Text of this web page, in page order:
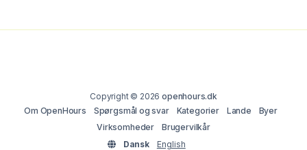
Copyright © 2026openhours.dk
Om OpenHours
Spørgsmål og svar Kategorier Lande
Byer
Virksomheder
Brugervilkår
Dansk
English